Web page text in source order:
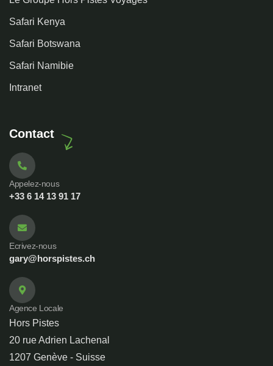
Safari Kenya
Safari Botswana
Safari Namibie
Intranet
Contact
Appelez-nous
+33 6 14 13 91 17
Ecrivez-nous
gary@horspistes.ch
Agence Locale
Hors Pistes
20 rue Adrien Lachenal
1207 Genève - Suisse